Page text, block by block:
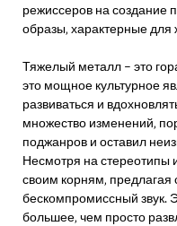
режиссеров на создание
образы‚ характерные для
Тяжелый металл – это
это мощное культурное
развиваться и
множество изменений‚
поджанров и оставил
Несмотря на стереотипы
своим корням‚
бескомпромиссный звук.
большее‚ чем просто